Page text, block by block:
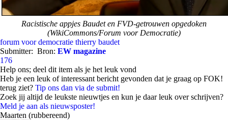
Racistische appjes Baudet en FVD-getrouwen opgedoken
(WikiCommons/Forum voor Democratie)
forum voor democratie thierry baudet
Submitter: Bron: EW magazine
176
Help ons; deel dit item als je het leuk vond
Heb je een leuk of interessant bericht gevonden dat je graag op FOK!
terug ziet? Tip ons dan via de submit!
Zoek jij altijd de leukste nieuwtjes en kun je daar leuk over schrijven?
Meld je aan als nieuwsposter!
Maarten (rubbereend)